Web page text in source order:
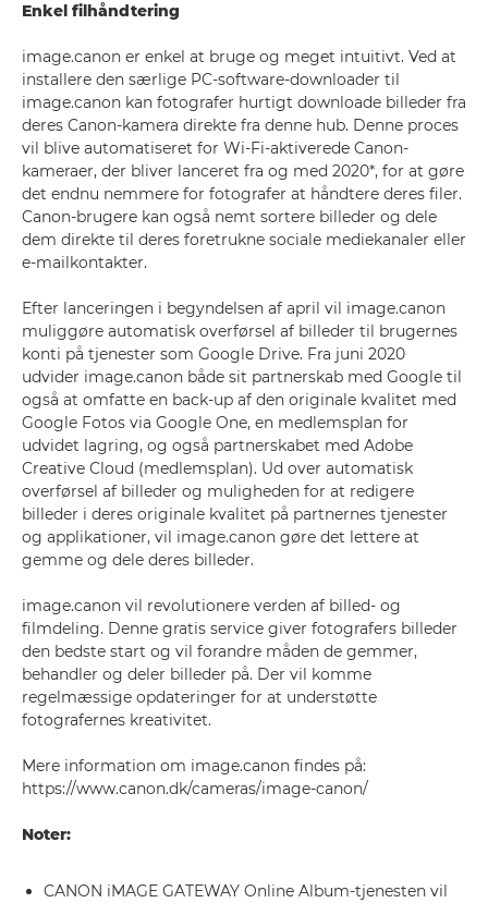
Enkel filhåndtering
image.canon er enkel at bruge og meget intuitivt. Ved at
installere den særlige PC-software-downloader til
image.canon kan fotografer hurtigt downloade billeder fra
deres Canon-kamera direkte fra denne hub. Denne proces
vil blive automatiseret for Wi-Fi-aktiverede Canon-
kameraer, der bliver lanceret fra og med 2020*, for at gøre
det endnu nemmere for fotografer at håndtere deres filer.
Canon-brugere kan også nemt sortere billeder og dele
dem direkte til deres foretrukne sociale mediekanaler eller
e-mailkontakter.
Efter lanceringen i begyndelsen af april vil image.canon
muliggøre automatisk overførsel af billeder til brugernes
konti på tjenester som Google Drive. Fra juni 2020
udvider image.canon både sit partnerskab med Google til
også at omfatte en back-up af den originale kvalitet med
Google Fotos via Google One, en medlemsplan for
udvidet lagring, og også partnerskabet med Adobe
Creative Cloud (medlemsplan). Ud over automatisk
overførsel af billeder og muligheden for at redigere
billeder i deres originale kvalitet på partnernes tjenester
og applikationer, vil image.canon gøre det lettere at
gemme og dele deres billeder.
image.canon vil revolutionere verden af billed- og
filmdeling. Denne gratis service giver fotografers billeder
den bedste start og vil forandre måden de gemmer,
behandler og deler billeder på. Der vil komme
regelmæssige opdateringer for at understøtte
fotografernes kreativitet.
Mere information om image.canon findes på:
https://www.canon.dk/cameras/image-canon/
Noter:
CANON iMAGE GATEWAY Online Album-tjenesten vil